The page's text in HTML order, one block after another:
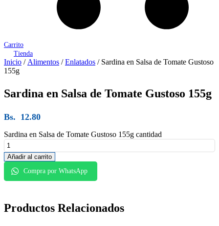
Carrito
Tienda
Inicio / Alimentos /Enlatados / Sardina en Salsa de Tomate Gustoso
155g
Sardina en Salsa de Tomate Gustoso 155g
Bs. 12.80
Sardina en Salsa de Tomate Gustoso 155g cantidad
Añadir al carrito
Compra por WhatsApp
Productos Relacionados